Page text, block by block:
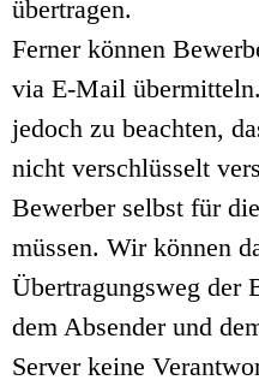
übertragen.
Ferner können
via E-Mail
jedoch zu beachten,
nicht verschlüsselt
Bewerber selbst für
müssen. Wir können
Übertragungsweg der
dem Absender und
Server keine